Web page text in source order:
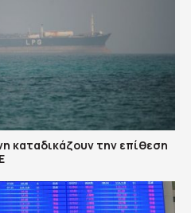
καταδικάζουν την επίθεση